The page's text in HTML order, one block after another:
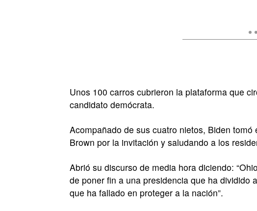
Unos 100 carros cubrieron la plataforma que
candidato demócrata.
Acompañado de sus cuatro nietos, Biden
Brown por la invitación y saludando a los
Abrió su discurso de media hora diciendo:
de poner fin a una presidencia que ha dividido
que ha fallado en proteger a la nación”.